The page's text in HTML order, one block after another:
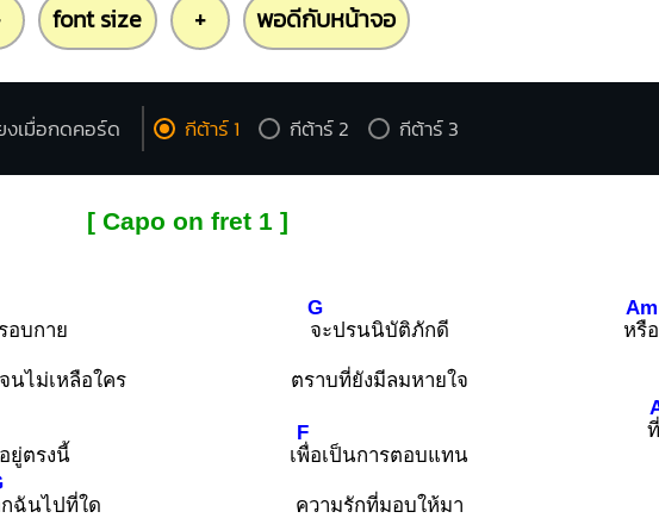
font size + พอดีกับหน้าจอ
งเมื่อกดคอร์ด กีต้าร์ 1 กีต้าร์ 2 กีต้าร์ 3
[ Capo on fret 1 ]
อบกาย
นไม่เหลือใคร
ยู่ตรงนี้
กฉันไปที่ใด
G
จะปรนนิบัติภักดี
ตราบที่ยังมีลมหายใจ
เ
F
พื่อเป็นการตอบแทน
ความรักที่มอบให้มา
ห
Am
รื
ที่